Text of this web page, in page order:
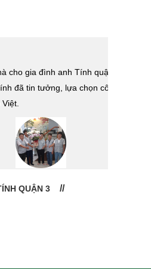
đình anh Tính quận 3.
tưởng, lựa chọn công ty
3